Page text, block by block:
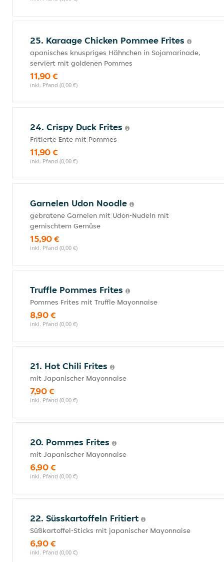
25. Karaage Chicken Pommee Frites
apanisches knuspriges Hähnchen in Sojamarinade,
serviert mit goldenen Pommes
11,90 €
inkl. Pfand (0,00 €)
24. Crispy Duck Frites
Fritierte Ente mit Pommes
11,90 €
inkl. Pfand (0,00 €)
Garnelen Udon Noodle
gebratene Garnelen mit Udon-Nudeln mit
gemischtem Gemüse
15,90 €
inkl. Pfand (0,00 €)
Truffle Pommes Frites
Pommes Frites mit Truffle Mayonnaise
8,90 €
inkl. Pfand (0,00 €)
21. Hot Chili Frites
mit Japanischer Mayonnaise
7,90 €
inkl. Pfand (0,00 €)
20. Pommes Frites
mit Japanischer Mayonnaise
6,90 €
inkl. Pfand (0,00 €)
22. Süsskartoffeln Fritiert
Süßkartoffel-Sticks mit japanischer Mayonnaise
6,90 €
inkl. Pfand (0,00 €)